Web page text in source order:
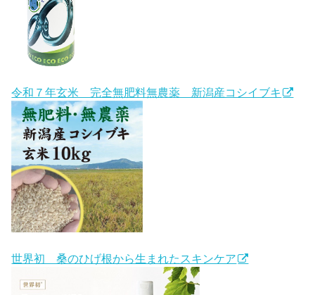
令和７年玄米 完全無肥料無農薬 新潟産コシイブキ
世界初 桑のひげ根から生まれたスキンケア